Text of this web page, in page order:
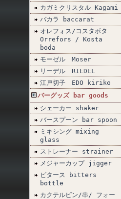
カガミクリスタル Kagami
バカラ baccarat
オレフォス/コスタボタ
Orrefors / Kosta
boda
モーゼル Moser
リーデル RIEDEL
江戸切子 EDO kiriko
バーグッズ bar goods
シェーカー shaker
バースプーン bar spoon
ミキシング mixing
glass
ストレーナー strainer
メジャーカップ jigger
ビタース bitters
bottle
カクテルピン/串/ フォー